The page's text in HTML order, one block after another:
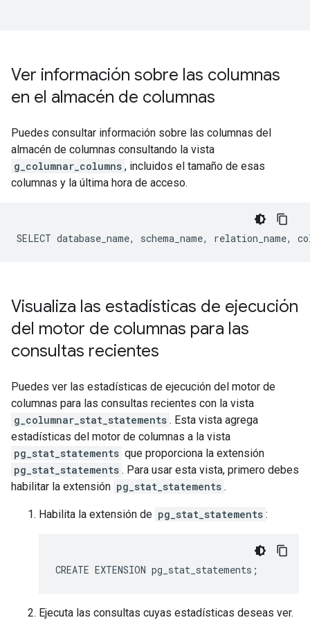
Ver información sobre las columnas
en el almacén de columnas
Puedes consultar información sobre las columnas del
almacén de columnas consultando la vista
g_columnar_columns , incluidos el tamaño de esas
columnas y la última hora de acceso.
Visualiza las estadísticas de ejecución
del motor de columnas para las
consultas recientes
Puedes ver las estadísticas de ejecución del motor de
columnas para las consultas recientes con la vista
g_columnar_stat_statements . Esta vista agrega
estadísticas del motor de columnas a la vista
pg_stat_statements que proporciona la extensión
pg_stat_statements . Para usar esta vista, primero debes
habilitar la extensión pg_stat_statements .
Habilita la extensión de pg_stat_statements :
Ejecuta las consultas cuyas estadísticas deseas ver.